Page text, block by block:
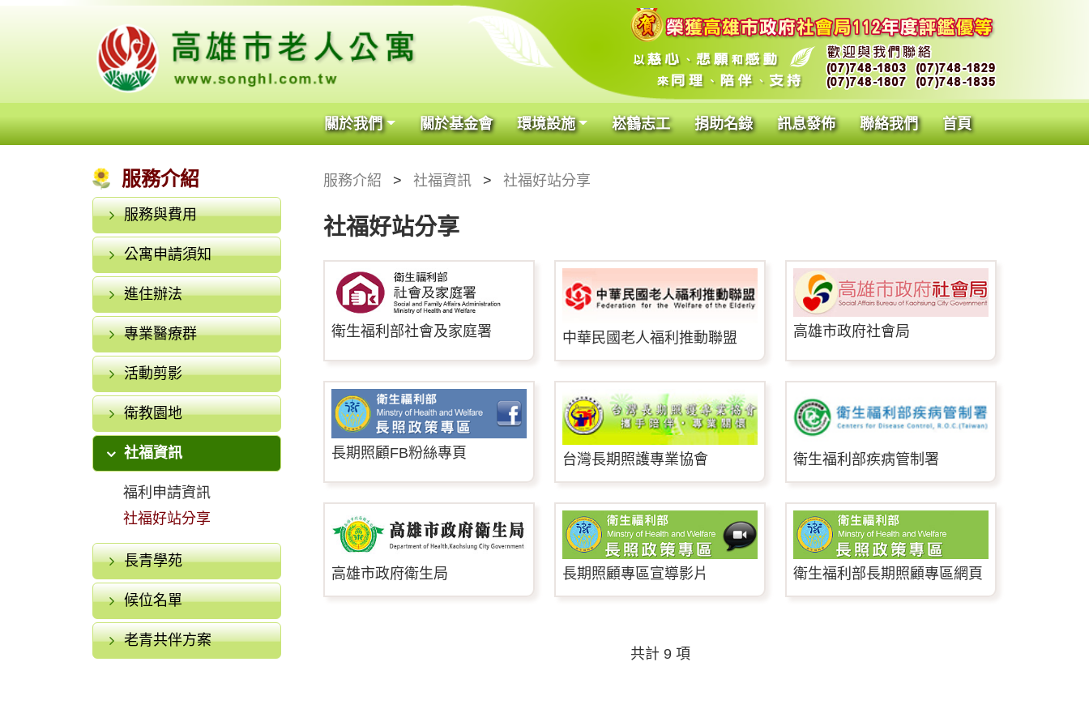
關於我們 關於基金會 環境設施 崧鶴志工 捐助名錄 訊息發佈 聯絡我們 首頁
服務介紹 社福資訊 社福好站分享
社福好站分享
衛生福利部社會及家庭署 中華民國老人福利推動聯盟 高雄市政府社會局
長期照顧FB粉絲專頁 台灣長期照護專業協會 衛生福利部疾病管制署
高雄市政府衛生局 長期照顧專區宣導影片 衛生福利部長期照顧專區網頁
共計 9 項
服務介紹
服務與費用
公寓申請須知
進住辦法
專業醫療群
活動剪影
衛教園地
社福資訊
福利申請資訊
社福好站分享
長青學苑
候位名單
老青共伴方案